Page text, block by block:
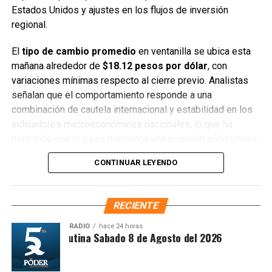
Fuente: 5to Poder Agencia de Noticias
Recibe las noticias al instante
Únete al canal oficial de WhatsApp de
Quinto Poder
y recibe las noticias más
en tu teléfono.
Unirme al canal de WhatsApp
Estados Unidos y ajustes en los flujos de inversión
regional.
El tipo de cambio promedio en ventanilla se ubica esta
mañana alrededor de $18.12 pesos por dólar, con
variaciones mínimas respecto al cierre previo. Analistas
señalan que el comportamiento responde a una
combinación de cautela internacional y estabilidad en los
indicadores macroeconómicos nacionales, lo que ha
a la presión externa.
Cotización Bancaria— BBVA: $18.25
Tipo de Cambio— Citibanamex: $18.30
Mercado Cambiario
CONTINUAR LEYENDO
RECIENTE
RADIO hace 24 horas
Síntesis Matutina Sabado 8 de Agosto del 2026